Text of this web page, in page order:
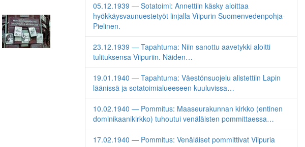
05.12.1939 — Sotatoimi: Annettiin käsky aloittaa
hyökkäysvaunuestetyöt linjalla Viipurin Suomenvedenpohja-
Pielinen.
23.12.1939 — Tapahtuma: Niin sanottu aavetykki aloitti
tulituksensa Viipuriin. Näiden…
19.01.1940 — Tapahtuma: Väestönsuojelu alistettiin Lapin
läänissä ja sotatoimialueeseen kuuluvissa…
10.02.1940 — Pommitus: Maaseurakunnan kirkko (entinen
dominikaanikirkko) tuhoutui venäläisten pommittaessa…
17.02.1940 — Pommitus: Venäläiset pommittivat Viipuria